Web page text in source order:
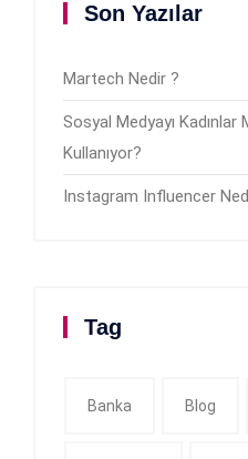
Son Yazılar
Martech Nedir ?
Sosyal Medyayı Kadınlar
Kullanıyor?
Instagram Influencer
Tag
Banka Blog